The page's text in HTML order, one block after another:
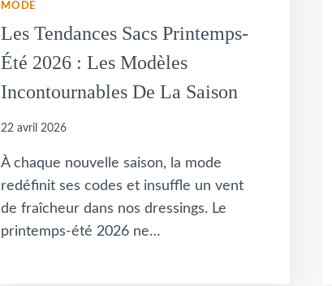
MODE
Les Tendances Sacs Printemps-
Été 2026 : Les Modèles
Incontournables De La Saison
22 avril 2026
À chaque nouvelle saison, la mode
redéfinit ses codes et insuffle un vent
de fraîcheur dans nos dressings. Le
printemps-été 2026 ne…